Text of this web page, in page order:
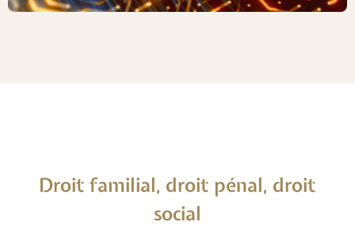
Droit familial, droit pénal, droit
social